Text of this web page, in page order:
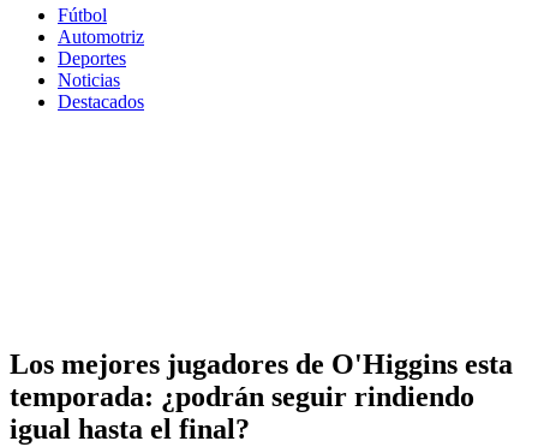
Fútbol
Automotriz
Deportes
Noticias
Destacados
Los mejores jugadores de O'Higgins esta
temporada: ¿podrán seguir rindiendo
igual hasta el final?